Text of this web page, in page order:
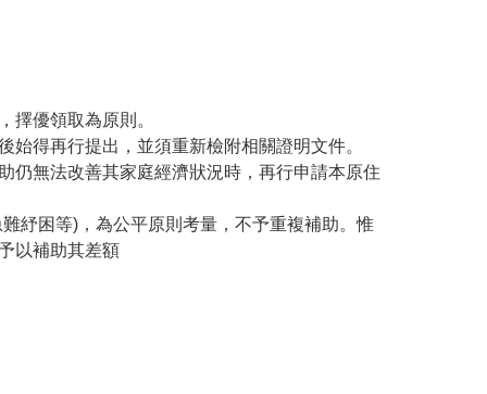
擇優領取為原則。
得再行提出，並須重新檢附相關證明文件。
仍無法改善其家庭經濟狀況時，再行申請本原住
紓困等)，為公平原則考量，不予重複補助。惟
以補助其差額